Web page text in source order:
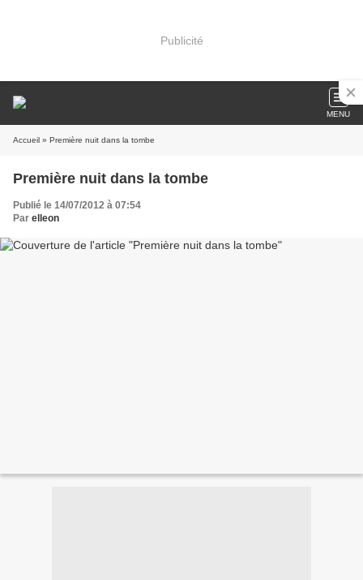
Publicité
MENU
Accueil » Première nuit dans la tombe
Première nuit dans la tombe
Publié le 14/07/2012 à 07:54
Par elleon